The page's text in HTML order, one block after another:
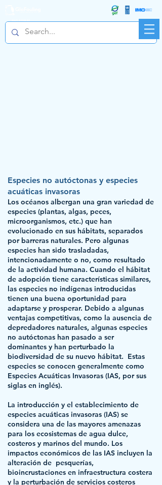
Especies no autóctonas y especies
acuáticas invasoras
Los océanos albergan una gran variedad de
especies (plantas, algas, peces,
microorganismos, etc.) que han
evolucionado en sus hábitats, separados
por barreras naturales. Pero algunas
especies han sido trasladadas,
intencionadamente o no, como resultado
de la actividad humana. Cuando el hábitat
de adopción tiene características similares,
las especies no indígenas introducidas
tienen una buena oportunidad para
adaptarse y prosperar. Debido a algunas
ventajas competitivas, como la ausencia de
depredadores naturales, algunas especies
no autóctonas han pasado a ser
dominantes y han perturbado la
biodiversidad de su nuevo hábitat. Estas
especies se conocen generalmente como
Especies Acuáticas Invasoras (IAS, por sus
siglas en inglés).
La introducción y el establecimiento de
especies acuáticas invasoras (IAS) se
considera una de las mayores amenazas
para los ecosistemas de agua dulce,
costeros y marinos del mundo. Los
impactos económicos de las IAS incluyen la
alteración de pesquerías,
bioincrustaciones en infraestructura costera
y la perturbación de servicios costeros